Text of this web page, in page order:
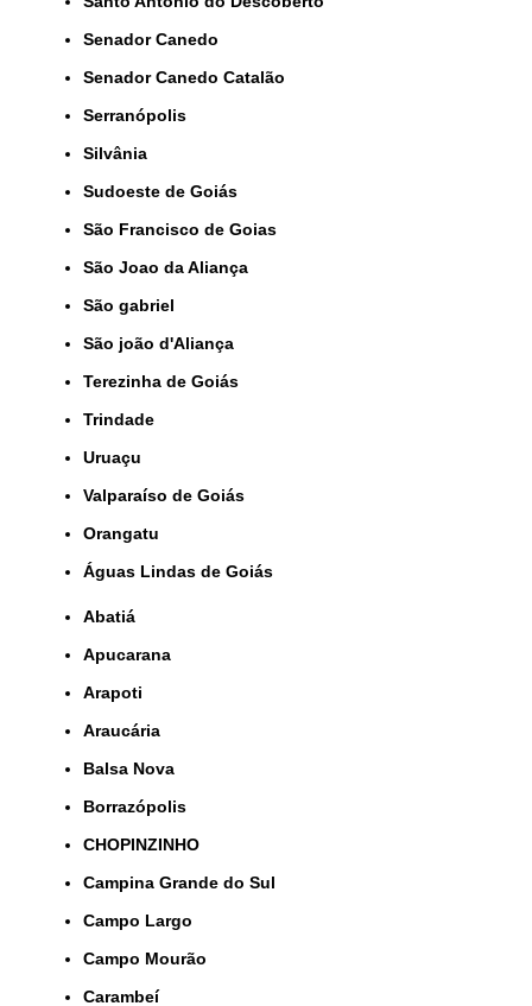
Senador Canedo
Senador Canedo Catalão
Serranópolis
Silvânia
Sudoeste de Goiás
São Francisco de Goias
São Joao da Aliança
São gabriel
São joão d'Aliança
Terezinha de Goiás
Trindade
Uruaçu
Valparaíso de Goiás
orangatu
Águas Lindas de Goiás
Abatiá
Apucarana
Arapoti
Araucária
Balsa Nova
Borrazópolis
CHOPINZINHO
Campina Grande do Sul
Campo Largo
Campo Mourão
Carambeí